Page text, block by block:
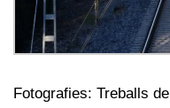
Fotografies: Treballs